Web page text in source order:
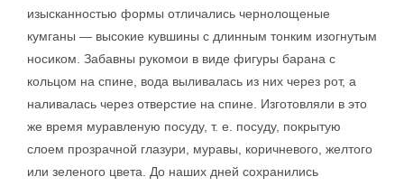
изысканностью формы отличались чернолощеные
кумганы — высокие кувшины с длинным тонким изогнутым
носиком. Забавны рукомои в виде фигуры барана с
кольцом на спине, вода выливалась из них через рот, а
наливалась через отверстие на спине. Изготовляли в это
же время муравленую посуду, т. е. посуду, покрытую
слоем прозрачной глазури, муравы, коричневого, желтого
или зеленого цвета. До наших дней сохранились